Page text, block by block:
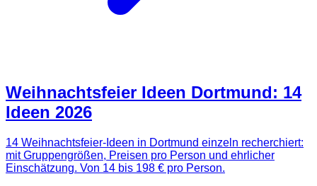
Weihnachtsfeier Ideen Dortmund: 14
Ideen 2026
14 Weihnachtsfeier-Ideen in Dortmund einzeln recherchiert:
mit Gruppengrößen, Preisen pro Person und ehrlicher
Einschätzung. Von 14 bis 198 € pro Person.